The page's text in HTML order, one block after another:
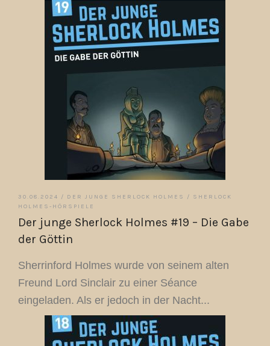
30.08.2024 / DER JUNGE SHERLOCK HOLMES / SHERLOCK
HOLMES-HÖRSPIELE
Der junge Sherlock Holmes #19 – Die Gabe
der Göttin
Sherrinford Holmes wurde von seinem alten
Freund Lord Sinclair zu einer Séance
eingeladen. Als er jedoch in der Nacht...